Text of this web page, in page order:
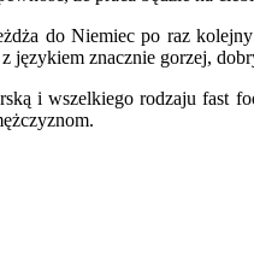
do Niemiec po raz
językiem znacznie gorzej,
i wszelkiego rodzaju fast